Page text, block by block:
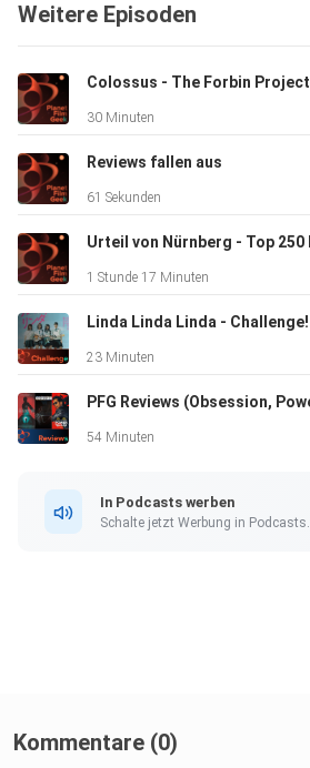
00:00 Wochenrückblick
07:16 Ready or Not 2
15:03 Worst Ex Ever
22:17 The Sheep Detectives
30:10 Apex
Weitere Episoden
Colossus - The Forbin Project
30 Minuten
Reviews fallen aus
61 Sekunden
1 Stunde 17 Minuten
Linda Linda Linda - Challenge!
23 Minuten
54 Minuten
In Podcasts werben
Schalte jetzt Werbung in Podcasts.
Kommentare (0)